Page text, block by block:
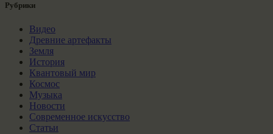
Рубрики
Видео
Древние артефакты
Земля
История
Квантовый мир
Космос
Музыка
Новости
Современное искусство
Статьи